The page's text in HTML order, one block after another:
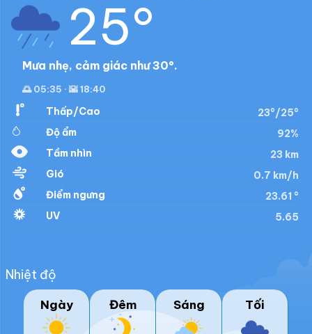
25°
Mưa nhẹ, cảm giác như 30°.
🌅 05:35 · 🌇 18:40
Thấp/Cao
23°/25°
Độ ẩm
92%
Tầm nhìn
23 km
Gió
0.7 km/h
Điểm ngưng
23.61 °
UV
5.65
Nhiệt độ
Ngày Đêm Sáng Tối